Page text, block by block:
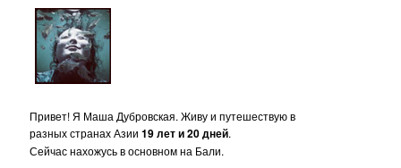
Привет! Я Маша Дубровская. Живу и путешествую в
разных странах Азии19 лет и 20 дней.
Сейчас нахожусь в основном на Бали.